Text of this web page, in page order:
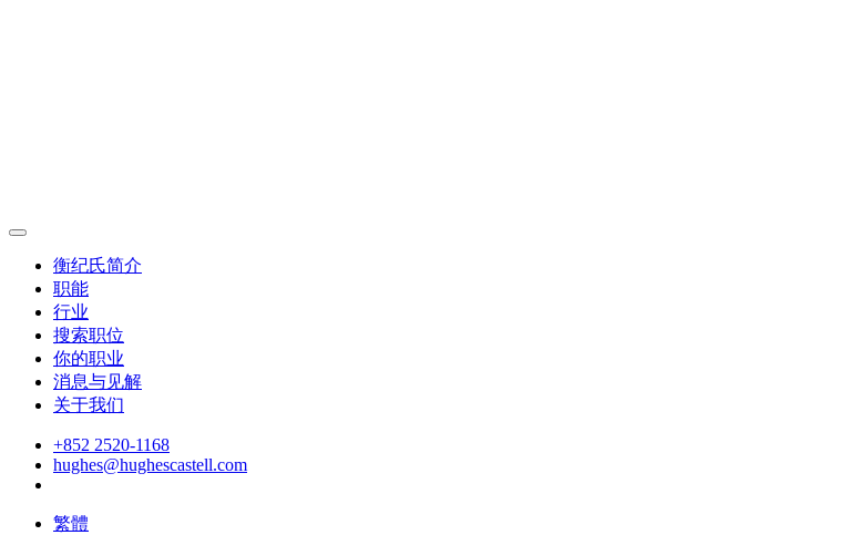
衡纪氏简介
职能
行业
搜索职位
你的职业
消息与见解
关于我们
+852 2520-1168
hughes@hughescastell.com
繁體